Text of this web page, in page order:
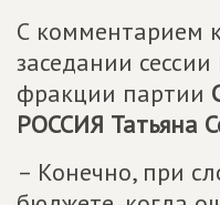
С комментарием
заседании
фракции партии
РОССИЯ Татьяна
– Конечно, при